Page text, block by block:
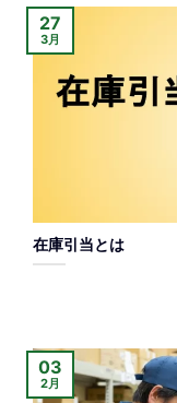
在庫引当とは
27
3月
03
2月